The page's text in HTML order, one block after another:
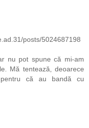
posts/5024687198
nu pot spune că mi-am
Mă tentează, deoarece
că au bandă cu